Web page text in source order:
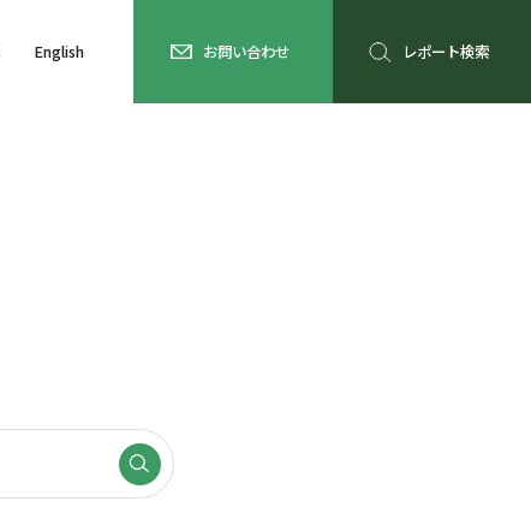
English お問い合わせ レポート検索